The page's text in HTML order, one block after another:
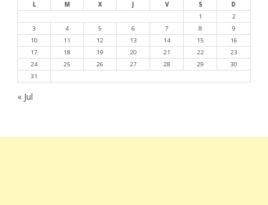
L M X V S
D
1
2
3
4 5 6 7 8
9
10
11 12 13 14 15
16
17
18 19 20 21 22
23
24
25 26 27 28 29
30
31
« Jul